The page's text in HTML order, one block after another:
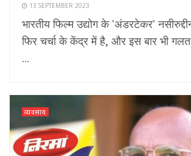
13 SEPTEMBER 2023
भारतीय फिल्म उद्योग के 'अंडरटेकर'
फिर चर्चा के केंद्र में है, और इस बार भी
...
व्यवसाय